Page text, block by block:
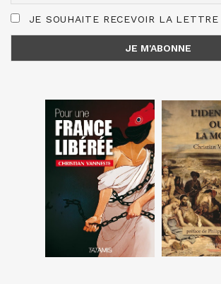
JE SOUHAITE RECEVOIR LA LETTRE